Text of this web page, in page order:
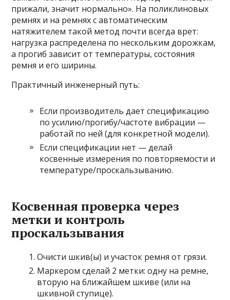
прижали, значит нормально». На поликлиновых
ремнях и на ремнях с автоматическим
натяжителем такой метод почти всегда врет:
нагрузка распределена по нескольким дорожкам,
а прогиб зависит от температуры, состояния
ремня и его ширины.
Практичный инженерный путь:
Если производитель дает спецификацию
по усилию/прогибу/частоте вибрации —
работай по ней (для конкретной модели).
Если спецификации нет — делай
косвенные измерения по повторяемости и
температуре/проскальзыванию.
Косвенная проверка через
метки и контроль
проскальзывания
Очисти шкив(ы) и участок ремня от грязи.
Маркером сделай 2 метки: одну на ремне,
вторую на ближайшем шкиве (или на
шкивной ступице).